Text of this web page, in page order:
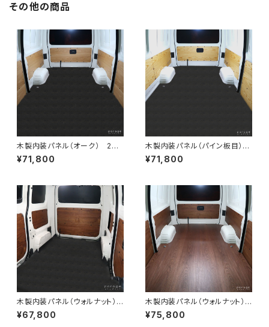
その他の商品
木製内装パネル（オーク） 200
系ハイエースバンDXロング標
準ボディ5ドア用
¥71,800
木製内装パネル（パイン板目）
200系ハイエースバンDXロン
グ標準ボディ4ドア用
¥71,800
木製内装パネル（ウォルナット）
NV200バネットリアポケット
付き専用
¥67,800
木製内装パネル（ウォルナット）
200系ハイエースバンDXロ
ング標準ボディ5ドア用
¥75,800